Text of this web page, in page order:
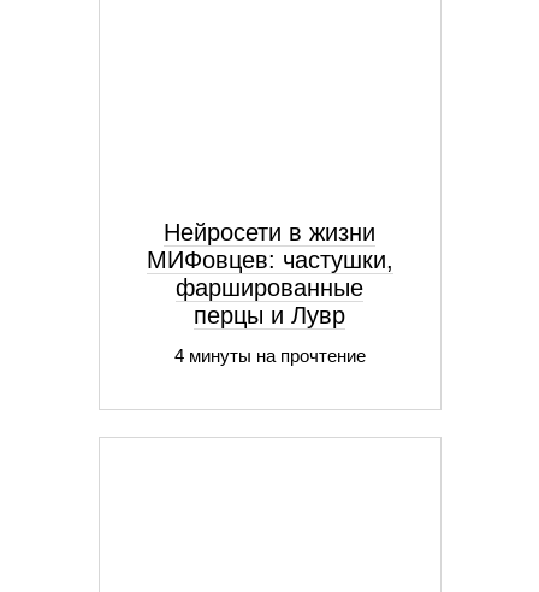
Нейросети в жизни
МИФовцев: частушки,
фаршированные
перцы и Лувр
4 минуты на прочтение